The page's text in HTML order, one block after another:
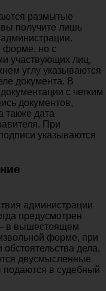
размытые
получите лишь
форме, но с
участвующих лиц,
углу указываются
документа. В
с четким
документов,
также дата
При
указываются
администрации
предусмотрен
в вышестоящем
форме, при
дела,
двусмысленные
в судебный